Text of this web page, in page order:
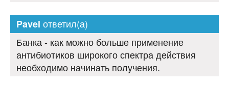
Pavel ответил(а)
Банка - как можно больше применение
антибиотиков широкого спектра действия
необходимо начинать получения.